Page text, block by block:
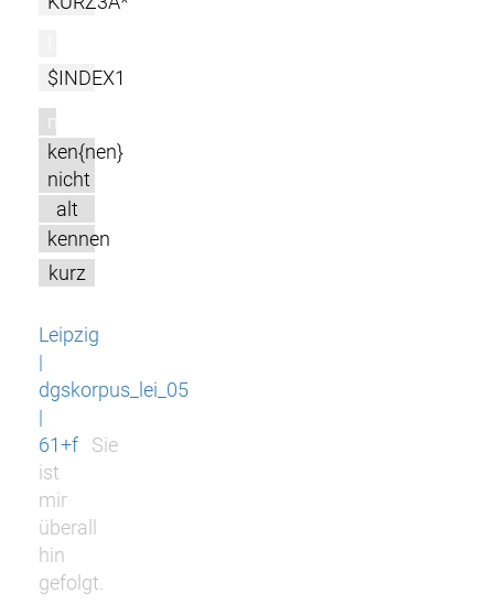
$INDEX1
m
ken{nen}
nicht
alt
kennen
kurz
Leipzig
|
dgskorpus_lei_05
|
61+f
Sie
ist
mir
überall
hin
gefolgt.